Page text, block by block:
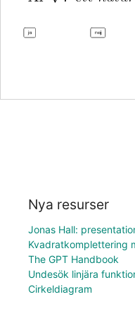
Nya resurser
Jonas Hall:
Kvadratkomplettering
The GPT Handbook
Undesök linjära
Cirkeldiagram